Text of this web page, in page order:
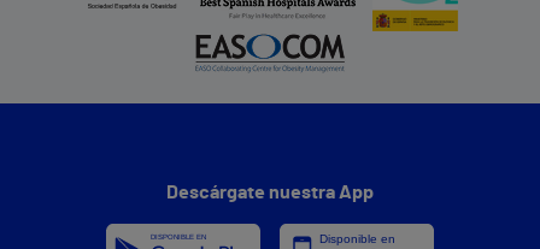
Descárgate nuestra App